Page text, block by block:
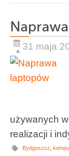
31 maja
używanych
realizacji i
Bydgoszcz